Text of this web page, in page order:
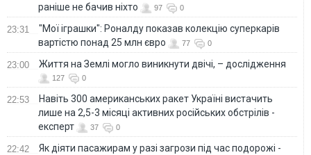
раніше не бачив ніхто
97 0
23:31
"Мої іграшки": Роналду показав колекцію суперкарів
вартістю понад 25 млн євро
77 0
23:00 Життя на Землі могло виникнути двічі, – дослідження
127 0
22:53
Навіть 300 американських ракет Україні вистачить
лише на 2,5-3 місяці активних російських обстрілів -
експерт
37 0
22:42
Як діяти пасажирам у разі загрози під час подорожі -